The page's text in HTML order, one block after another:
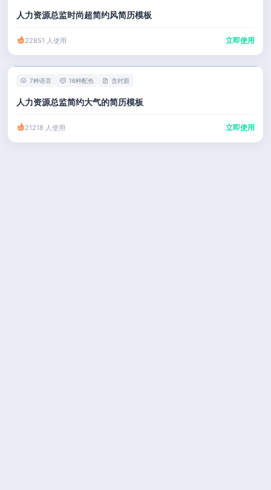
人力资源总监时尚超简约风简历模板
22851 人使用 立即使用
7种语言 16种配色 含封面
人力资源总监简约大气的简历模板
21218 人使用 立即使用